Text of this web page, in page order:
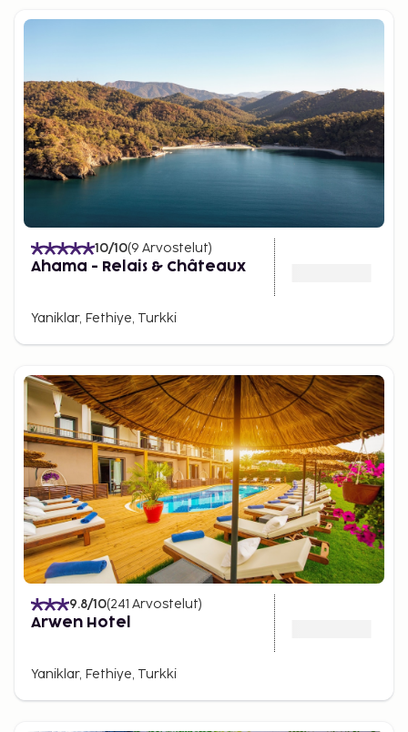
10/10(9 Arvostelut)
Ahama - Relais & Châteaux
Yaniklar, Fethiye, Turkki
9.8/10(241 Arvostelut)
Arwen Hotel
Yaniklar, Fethiye, Turkki